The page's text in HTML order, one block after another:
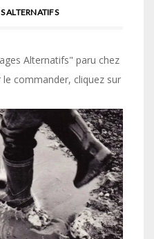
ALTERNATIFS
Alternatifs" paru chez
commander, cliquez sur